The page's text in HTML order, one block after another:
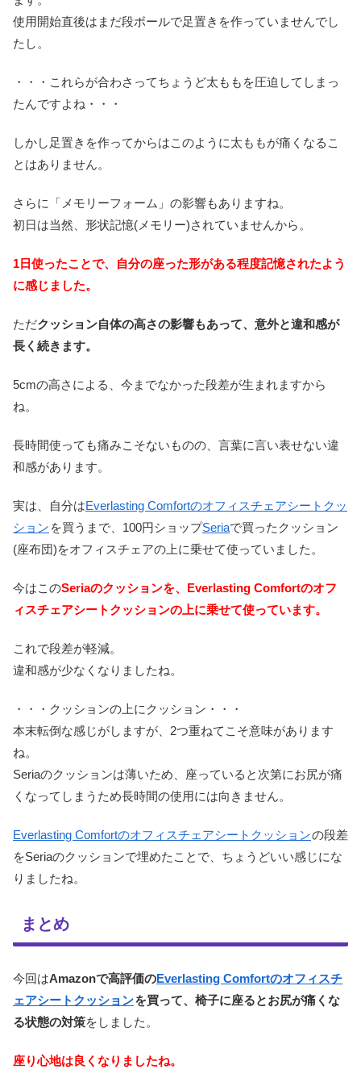
使用開始直後はまだ段ボールで足置きを作っていませんでし
たし。
・・・これらが合わさってちょうど太ももを圧迫してしまっ
たんですよね・・・
しかし足置きを作ってからはこのように太ももが痛くなるこ
とはありません。
さらに「メモリーフォーム」の影響もありますね。
初日は当然、形状記憶(メモリー)されていませんから。
1日使ったことで、自分の座った形がある程度記憶されたよう
に感じました。
ただクッション自体の高さの影響もあって、意外と違和感が
長く続きます。
5cmの高さによる、今までなかった段差が生まれますから
ね。
長時間使っても痛みこそないものの、言葉に言い表せない違
和感があります。
実は、自分はEverlasting Comfortのオフィスチェアシートクッ
ション を買うまで、100円ショップSeriaで買ったクッション
(座布団)をオフィスチェアの上に乗せて使っていました。
今はこのSeriaのクッションを、Everlasting Comfortのオフ
ィスチェアシートクッションの上に乗せて使っています。
これで段差が軽減。
違和感が少なくなりましたね。
・・・クッションの上にクッション・・・
本末転倒な感じがしますが、2つ重ねてこそ意味があります
ね。
Seriaのクッションは薄いため、座っていると次第にお尻が痛
くなってしまうため長時間の使用には向きません。
Everlasting Comfortのオフィスチェアシートクッションの段差
をSeriaのクッションで埋めたことで、ちょうどいい感じにな
りましたね。
まとめ
今回はAmazonで高評価のEverlasting Comfortのオフィスチ
ェアシートクッションを買って、椅子に座るとお尻が痛くな
る状態の対策をしました。
座り心地は良くなりましたね。